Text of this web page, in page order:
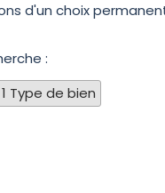
d'un choix
:
1 Type de bien